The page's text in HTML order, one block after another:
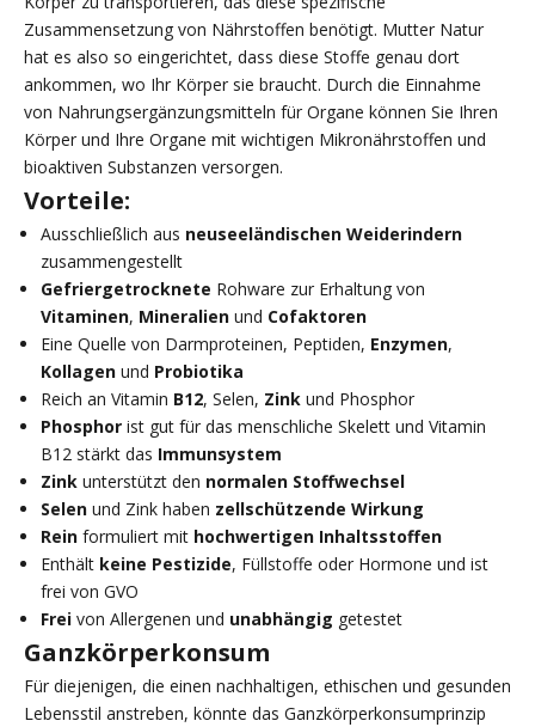
Zusammensetzung von Nährstoffen benötigt. Mutter Natur
hat es also so eingerichtet, dass diese Stoffe genau dort
ankommen, wo Ihr Körper sie braucht. Durch die Einnahme
von Nahrungsergänzungsmitteln für Organe können Sie Ihren
Körper und Ihre Organe mit wichtigen Mikronährstoffen und
bioaktiven Substanzen versorgen.
Vorteile:
Ausschließlich aus neuseeländischen Weiderindern
zusammengestellt
Gefriergetrocknete Rohware zur Erhaltung von
Vitaminen, Mineralien und Cofaktoren
Eine Quelle von Darmproteinen, Peptiden, Enzymen,
Kollagen und Probiotika
Reich an Vitamin B12, Selen, Zink und Phosphor
Phosphor ist gut für das menschliche Skelett und Vitamin
B12 stärkt das Immunsystem
Zink unterstützt den normalen Stoffwechsel
Selen und Zink haben zellschützende Wirkung
Rein formuliert mit hochwertigen Inhaltsstoffen
Enthält keine Pestizide, Füllstoffe oder Hormone und ist
frei von GVO
Frei von Allergenen und unabhängig getestet
Ganzkörperkonsum
Für diejenigen, die einen nachhaltigen, ethischen und gesunden
Lebensstil anstreben, könnte das Ganzkörperkonsumprinzip